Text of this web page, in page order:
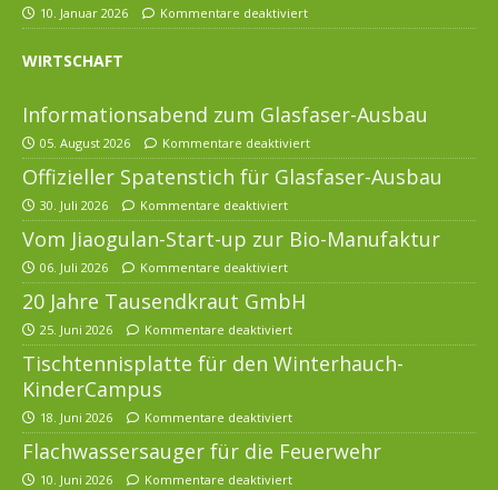
10. Januar 2026 Kommentare deaktiviert
WIRTSCHAFT
Informationsabend zum Glasfaser-Ausbau
05. August 2026 Kommentare deaktiviert
Offizieller Spatenstich für Glasfaser-Ausbau
30. Juli 2026 Kommentare deaktiviert
Vom Jiaogulan-Start-up zur Bio-Manufaktur
06. Juli 2026 Kommentare deaktiviert
20 Jahre Tausendkraut GmbH
25. Juni 2026 Kommentare deaktiviert
Tischtennisplatte für den Winterhauch-
KinderCampus
18. Juni 2026 Kommentare deaktiviert
Flachwassersauger für die Feuerwehr
10. Juni 2026 Kommentare deaktiviert